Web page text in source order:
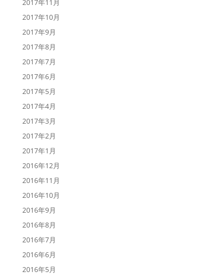
2017年11月
2017年10月
2017年9月
2017年8月
2017年7月
2017年6月
2017年5月
2017年4月
2017年3月
2017年2月
2017年1月
2016年12月
2016年11月
2016年10月
2016年9月
2016年8月
2016年7月
2016年6月
2016年5月